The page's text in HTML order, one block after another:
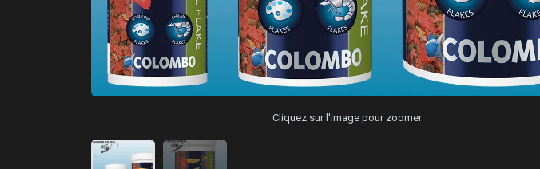
Cliquez sur l'image pour zoomer